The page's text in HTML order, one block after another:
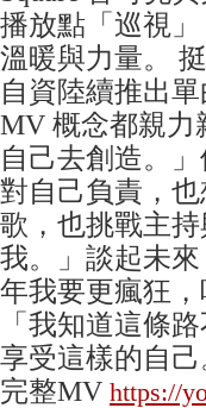
播放點「巡視
溫暖與力量。
自資陸續推出
MV 概念都親力
自己去創造。
對自己負責，
歌，也挑戰主
我。」談起未
年我要更瘋狂
「我知道這條
享受這樣的自己
完整MV https://